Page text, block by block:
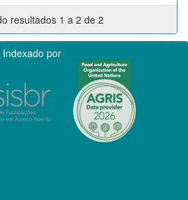
resultados 1 a 2 de 2
Indexado por